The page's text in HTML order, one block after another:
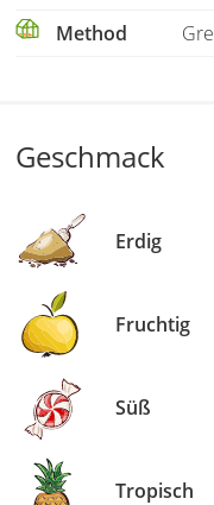
Method
Geschmack
Erdig
Fruchtig
Süß
Tropisch